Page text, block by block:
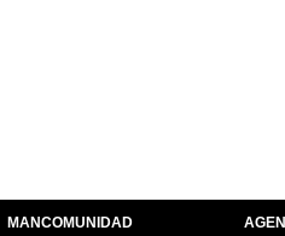
MANCOMUNIDAD